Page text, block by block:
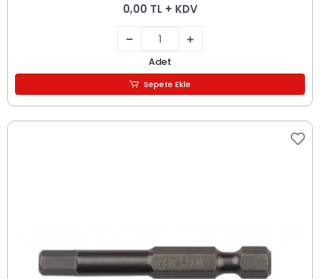
0,00 TL + KDV
Adet
Sepete Ekle